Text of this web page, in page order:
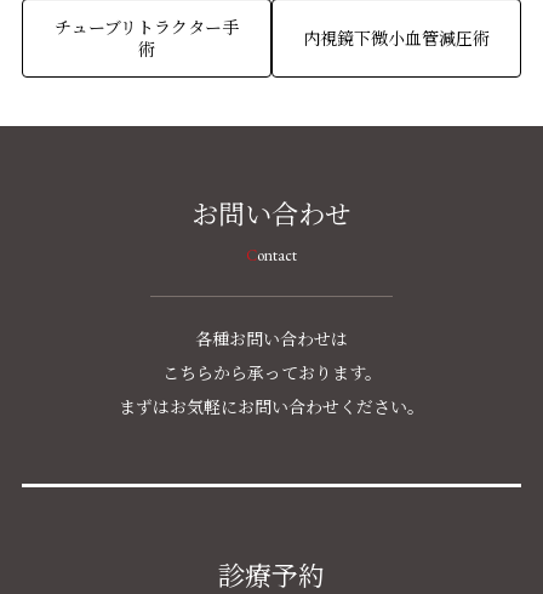
チューブリトラクター手
術
内視鏡下微小血管減圧術
お問い合わせ
Contact
各種お問い合わせは
こちらから承っております。
まずはお気軽にお問い合わせください。
診療予約